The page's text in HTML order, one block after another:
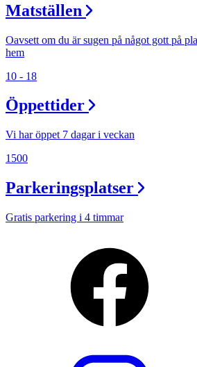
Min Shopping-app
Parkering
Matställen
Oavsett om du är sugen på något gott på
hem
10 - 18
Öppettider
Vi har öppet 7 dagar i veckan
1500
Parkeringsplatser
Gratis parkering i 4 timmar